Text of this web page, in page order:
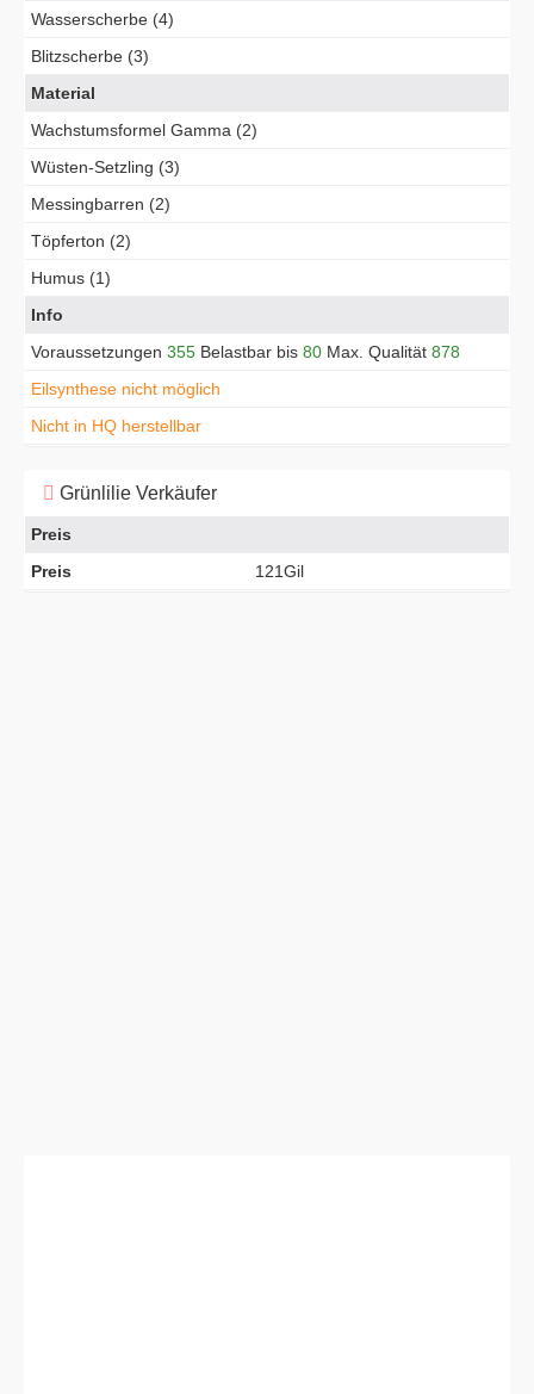
Wasserscherbe (4)
Blitzscherbe (3)
Material
Wachstumsformel Gamma (2)
Wüsten-Setzling (3)
Messingbarren (2)
Töpferton (2)
Humus (1)
Info
Voraussetzungen 355 Belastbar bis 80 Max. Qualität 878
Eilsynthese nicht möglich
Nicht in HQ herstellbar
Grünlilie Verkäufer
Preis
Preis
121Gil